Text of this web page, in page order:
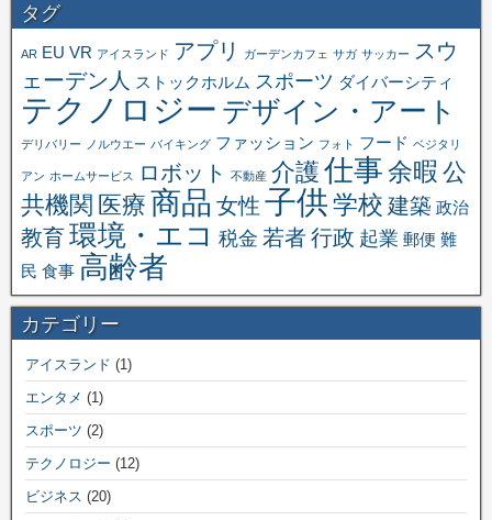
タグ
AR EU VR アイスランド アプリ ガーデンカフェ サガ サッカー
スウ
ェーデン人
ストックホルム スポーツ ダイバーシティ
テクノロジー デザイン・アート
デリバリー ノルウエー バイキング ファッション フォト フード ベジタリ
アン ホームサービス ロボット 不動産 介護 仕事余暇 公
共機関 医療 商品 女性 子供学校 建築 政治
教育環境・エコ 税金 若者行政 起業 郵便 難
民 食事 高齢者
カテゴリー
アイスランド (1)
エンタメ (1)
スポーツ (2)
テクノロジー (12)
ビジネス (20)